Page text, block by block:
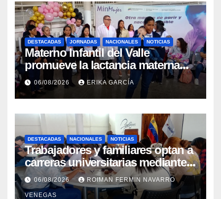
DESTACADAS JORNADAS NACIONALES NOTICIAS
Materno Infantil del Valle
promueve la lactancia materna
como un inicio sostenible para la
vida
06/08/2026 ERIKA GARCÍA
DESTACADAS NACIONALES NOTICIAS
Trabajadores y familiares optan a
carreras universitarias mediante
convenio entre MinSalud y la
UCV
06/08/2026 ROIMAN FERMIN NAVARRO
VENEGAS